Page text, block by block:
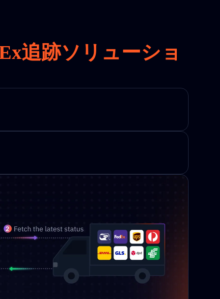
追跡ソリューショ